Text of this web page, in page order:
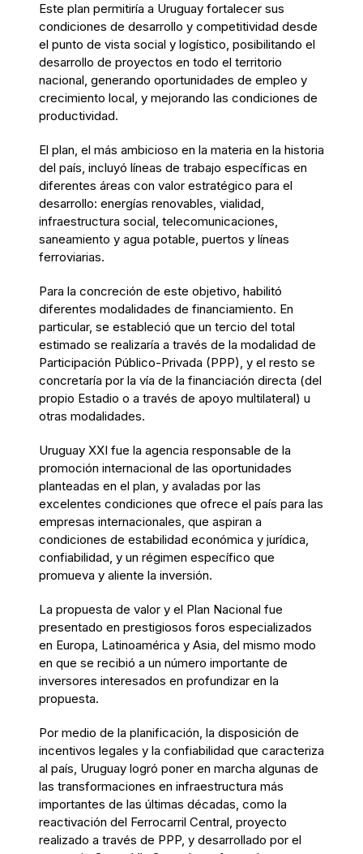
Este plan permitiría a Uruguay fortalecer sus
condiciones de desarrollo y competitividad desde
el punto de vista social y logístico, posibilitando el
desarrollo de proyectos en todo el territorio
nacional, generando oportunidades de empleo y
crecimiento local, y mejorando las condiciones de
productividad.
El plan, el más ambicioso en la materia en la historia
del país, incluyó líneas de trabajo específicas en
diferentes áreas con valor estratégico para el
desarrollo: energías renovables, vialidad,
infraestructura social, telecomunicaciones,
saneamiento y agua potable, puertos y líneas
ferroviarias.
Para la concreción de este objetivo, habilitó
diferentes modalidades de financiamiento. En
particular, se estableció que un tercio del total
estimado se realizaría a través de la modalidad de
Participación Público-Privada (PPP), y el resto se
concretaría por la vía de la financiación directa (del
propio Estadio o a través de apoyo multilateral) u
otras modalidades.
Uruguay XXI fue la agencia responsable de la
promoción internacional de las oportunidades
planteadas en el plan, y avaladas por las
excelentes condiciones que ofrece el país para las
empresas internacionales, que aspiran a
condiciones de estabilidad económica y jurídica,
confiabilidad, y un régimen específico que
promueva y aliente la inversión.
La propuesta de valor y el Plan Nacional fue
presentado en prestigiosos foros especializados
en Europa, Latinoamérica y Asia, del mismo modo
en que se recibió a un número importante de
inversores interesados en profundizar en la
propuesta.
Por medio de la planificación, la disposición de
incentivos legales y la confiabilidad que caracteriza
al país, Uruguay logró poner en marcha algunas de
las transformaciones en infraestructura más
importantes de las últimas décadas, como la
reactivación del Ferrocarril Central, proyecto
realizado a través de PPP, y desarrollado por el